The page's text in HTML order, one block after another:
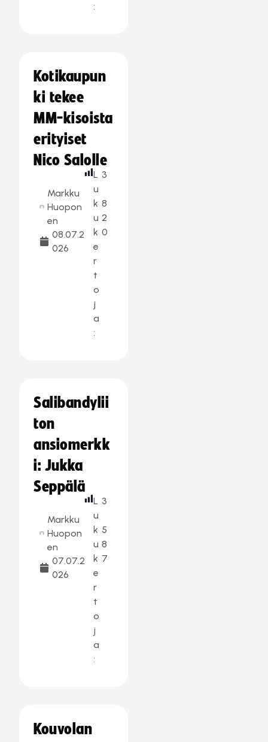
:
Kotikaupun
ki tekee
MM-kisoista
erityiset
Nico Salolle
Markku
Huopon
en
08.07.2
026
L
u
k
u
k
e
r
t
o
j
a
:
3
8
2
0
Salibandylii
ton
ansiomerkk
i: Jukka
Seppälä
Markku
Huopon
en
07.07.2
026
L
u
k
u
k
e
r
t
o
j
a
:
3
5
8
7
Kouvolan